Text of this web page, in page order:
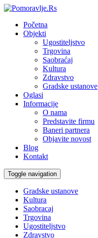
Početna
Objekti
Ugostiteljstvo
Trgovina
Saobraćaj
Kultura
Zdravstvo
Gradske ustanove
Oglasi
Informacije
O nama
Predstavite firmu
Baneri partnera
Objavite novost
Blog
Kontakt
Toggle navigation
Gradske ustanove
Kultura
Saobracaj
Trgovina
Ugostiteljstvo
Zdravstvo